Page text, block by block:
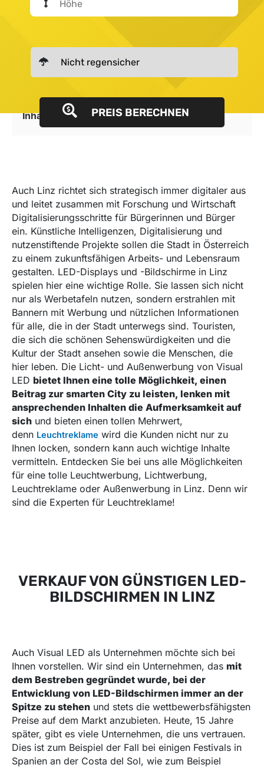
PREIS BERECHNEN
Inhalt anzeigen
Auch Linz richtet sich strategisch immer digitaler aus
und leitet zusammen mit Forschung und Wirtschaft
Digitalisierungsschritte für Bürgerinnen und Bürger
ein. Künstliche Intelligenzen, Digitalisierung und
nutzenstiftende Projekte sollen die Stadt in Österreich
zu einem zukunftsfähigen Arbeits- und Lebensraum
gestalten. LED-Displays und -Bildschirme in Linz
spielen hier eine wichtige Rolle. Sie lassen sich nicht
nur als Werbetafeln nutzen, sondern erstrahlen mit
Bannern mit Werbung und nützlichen Informationen
für alle, die in der Stadt unterwegs sind. Touristen,
die sich die schönen Sehenswürdigkeiten und die
Kultur der Stadt ansehen sowie die Menschen, die
hier leben. Die Licht- und Außenwerbung von Visual
LED bietet Ihnen eine tolle Möglichkeit, einen
Beitrag zur smarten City zu leisten, lenken mit
ansprechenden Inhalten die Aufmerksamkeit auf
sich und bieten einen tollen Mehrwert,
denn Leuchtreklame wird die Kunden nicht nur zu
Ihnen locken, sondern kann auch wichtige Inhalte
vermitteln. Entdecken Sie bei uns alle Möglichkeiten
für eine tolle Leuchtwerbung, Lichtwerbung,
Leuchtreklame oder Außenwerbung in Linz. Denn wir
sind die Experten für Leuchtreklame!
VERKAUF VON GÜNSTIGEN LED-
BILDSCHIRMEN IN LINZ
Auch Visual LED als Unternehmen möchte sich bei
Ihnen vorstellen. Wir sind ein Unternehmen, das mit
dem Bestreben gegründet wurde, bei der
Entwicklung von LED-Bildschirmen immer an der
Spitze zu stehen und stets die wettbewerbsfähigsten
Preise auf dem Markt anzubieten. Heute, 15 Jahre
später, gibt es viele Unternehmen, die uns vertrauen.
Dies ist zum Beispiel der Fall bei einigen Festivals in
Spanien an der Costa del Sol, wie zum Beispiel